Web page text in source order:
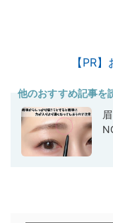
【PR
他のおすすめ記事を